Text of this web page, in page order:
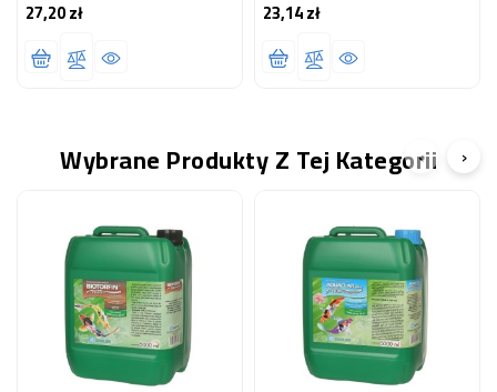
27,20 złCena 23,14 złCena
Wybrane Produkty Z Tej Kategorii
‹ ›